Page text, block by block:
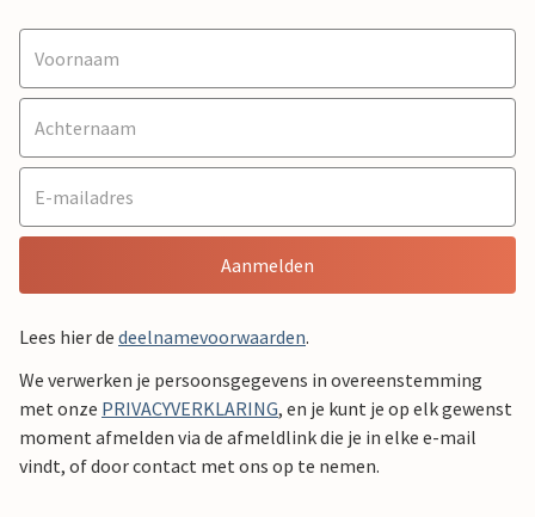
Aanmelden
Lees hier de deelnamevoorwaarden.
We verwerken je persoonsgegevens in overeenstemming
met onze PRIVACYVERKLARING, en je kunt je op elk gewenst
moment afmelden via de afmeldlink die je in elke e-mail
vindt, of door contact met ons op te nemen.